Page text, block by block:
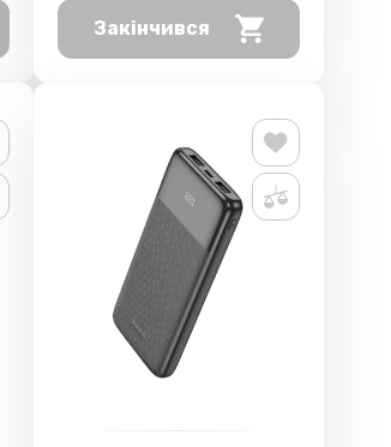
Закінчився